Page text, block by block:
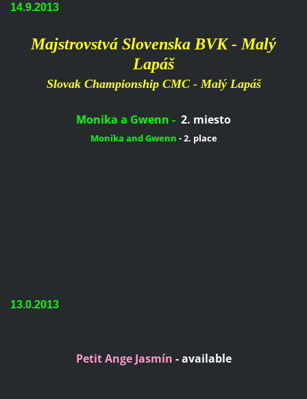
14.9.2013
Majstrovstvá Slovenska BVK - Malý
Lapáš
Slovak Championship CMC - Malý Lapáš
Monika a Gwenn - 2. miesto
Monika andGwenn -2. place
13.0.2013
Petit Ange Jasmín - available